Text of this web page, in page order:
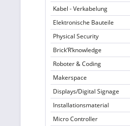
Kabel - Verkabelung
Elektronische Bauteile
Physical Security
Brick’R’knowledge
Roboter & Coding
Makerspace
Displays/Digital Signage
Installationsmaterial
Micro Controller